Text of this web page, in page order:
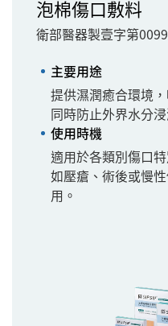
泡棉傷口敷料
衛部醫器製壹字第
主要用途
提供濕潤癒合環境
同時防止外界水分浸
使用時機
適用於各類別傷口
如壓瘡、術後或慢
用。